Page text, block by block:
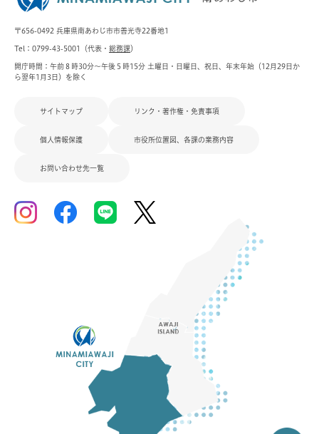
〒656-0492 兵庫県南あわじ市市善光寺22番地1
Tel：0799-43-5001（代表・ 総務課）
開庁時間：午前８時30分～午後５時15分 土曜日・日曜日、祝日、年末年始（12月29日か
ら翌年1月3日）を除く
サイトマップ リンク・著作権・免責事項
個人情報保護 市役所位置図、各課の業務内容
お問い合わせ先一覧